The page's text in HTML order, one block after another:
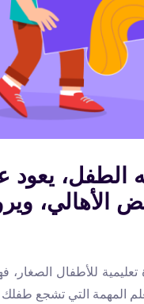
الطفل، يعود
بعض الأهالي،
تعليمية للأطفال
المهمة التي تشجع